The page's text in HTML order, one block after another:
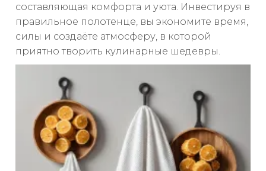
составляющая комфорта и уюта. Инвестируя в
правильное полотенце, вы экономите время,
силы и создаёте атмосферу, в которой
приятно творить кулинарные шедевры.